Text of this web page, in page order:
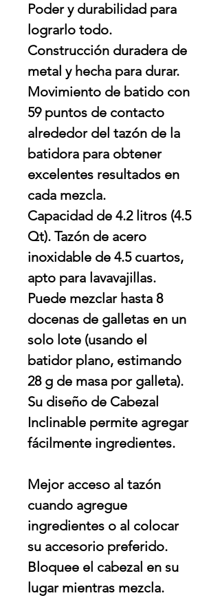
Poder y durabilidad para
lograrlo todo.
Construcción duradera de
metal y hecha para durar.
Movimiento de batido con
59 puntos de contacto
alrededor del tazón de la
batidora para obtener
excelentes resultados en
cada mezcla.
Capacidad de 4.2 litros (4.5
Qt). Tazón de acero
inoxidable de 4.5 cuartos,
apto para lavavajillas.
Puede mezclar hasta 8
docenas de galletas en un
solo lote (usando el
batidor plano, estimando
28 g de masa por galleta).
Su diseño de Cabezal
Inclinable permite agregar
fácilmente ingredientes.
Mejor acceso al tazón
cuando agregue
ingredientes o al colocar
su accesorio preferido.
Bloquee el cabezal en su
lugar mientras mezcla.